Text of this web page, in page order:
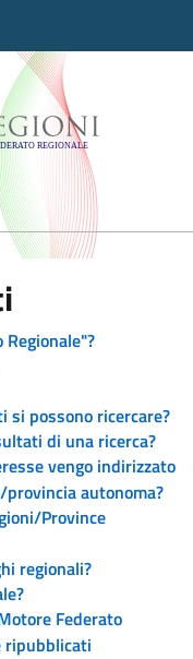
-
si possono ricercare?
di una ricerca?
vengo indirizzato
autonoma?
Province
regionali?
Federato
ripubblicati